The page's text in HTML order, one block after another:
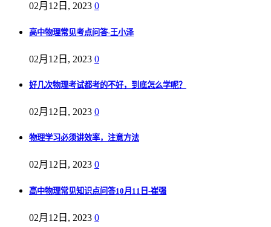
02月12日, 2023 0
高中物理常见考点问答-王小泽
02月12日, 2023 0
好几次物理考试都考的不好，到底怎么学呢？
02月12日, 2023 0
物理学习必须讲效率，注意方法
02月12日, 2023 0
高中物理常见知识点问答10月11日-崔强
02月12日, 2023 0